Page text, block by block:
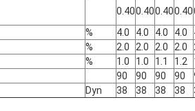
0.400.400.400.40
% 4.0 4.0 4.0 4.0
% 2.0 2.0 2.0 2.0
% 1.0 1.0 1.1 1.2
90 90 90 90
Dyn 38 38 38 38